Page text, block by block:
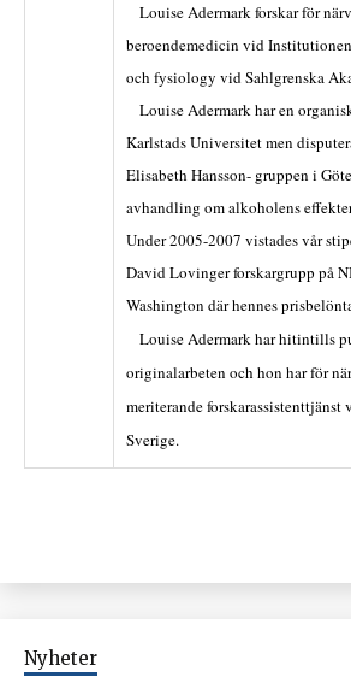
Louise Adermark forskar för
beroendemedicin vid
och fysiology vid Sahlgrenska
Louise Adermark har en
Karlstads Universitet men
Elisabeth Hansson- gruppen i
avhandling om alkoholens
Under 2005-2007 vistades vår
David Lovinger forskargrupp på
Washington där hennes
Louise Adermark har hitintills
originalarbeten och hon har för
meriterande forskarassistenttjänst
Sverige.
Nyheter